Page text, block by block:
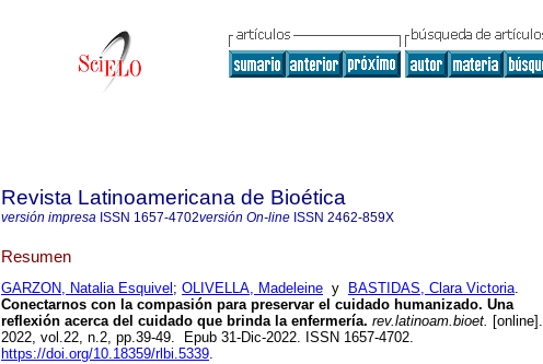
Revista Latinoamericana de Bioética
versión impresa ISSN 1657-4702versión On-line ISSN 2462-859X
Resumen
GARZON, Natalia Esquivel ; OLIVELLA, Madeleine y BASTIDAS, Clara Victoria.
Conectarnos con la compasión para preservar el cuidado humanizado. Una
reflexión acerca del cuidado que brinda la enfermería. rev.latinoam.bioet. [online].
2022, vol.22, n.2, pp.39-49. Epub 31-Dic-2022. ISSN 1657-4702.
https://doi.org/10.18359/rlbi.5339.